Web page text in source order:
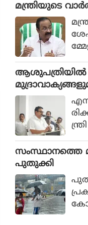
മന്ത്രിയുടെ
ക്യാമറ വച്ചത്
നി
ആശുപത്രിയില്‍
ളീധരനെ
വിമര്‍ശനം
ആ
ത്.
സംസ്ഥാനത്തെ
പുതുക്കി